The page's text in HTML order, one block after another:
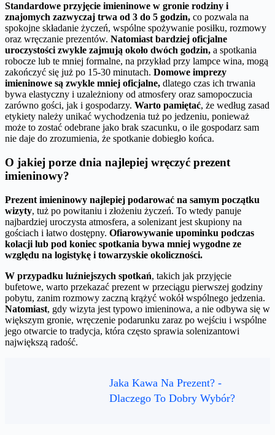
Standardowe przyjęcie imieninowe w gronie rodziny i
znajomych zazwyczaj trwa od 3 do 5 godzin, co pozwala na
spokojne składanie życzeń, wspólne spożywanie posiłku, rozmowy
oraz wręczanie prezentów. Natomiast bardziej oficjalne
uroczystości zwykle zajmują około dwóch godzin, a spotkania
robocze lub te mniej formalne, na przykład przy lampce wina, mogą
zakończyć się już po 15-30 minutach. Domowe imprezy
imieninowe są zwykle mniej oficjalne, dlatego czas ich trwania
bywa elastyczny i uzależniony od atmosfery oraz samopoczucia
zarówno gości, jak i gospodarzy. Warto pamiętać, że według zasad
etykiety należy unikać wychodzenia tuż po jedzeniu, ponieważ
może to zostać odebrane jako brak szacunku, o ile gospodarz sam
nie daje do zrozumienia, że spotkanie dobiegło końca.
O jakiej porze dnia najlepiej wręczyć prezent
imieninowy?
Prezent imieninowy najlepiej podarować na samym początku
wizyty, tuż po powitaniu i złożeniu życzeń. To wtedy panuje
najbardziej uroczysta atmosfera, a solenizant jest skupiony na
gościach i łatwo dostępny. Ofiarowywanie upominku podczas
kolacji lub pod koniec spotkania bywa mniej wygodne ze
względu na logistykę i towarzyskie okoliczności.
W przypadku luźniejszych spotkań, takich jak przyjęcie
bufetowe, warto przekazać prezent w przeciągu pierwszej godziny
pobytu, zanim rozmowy zaczną krążyć wokół wspólnego jedzenia.
Natomiast, gdy wizyta jest typowo imieninowa, a nie odbywa się w
większym gronie, wręczenie podarunku zaraz po wejściu i wspólne
jego otwarcie to tradycja, która często sprawia solenizantowi
największą radość.
Jaka Kawa Na Prezent? -
Dlaczego To Dobry Wybór?